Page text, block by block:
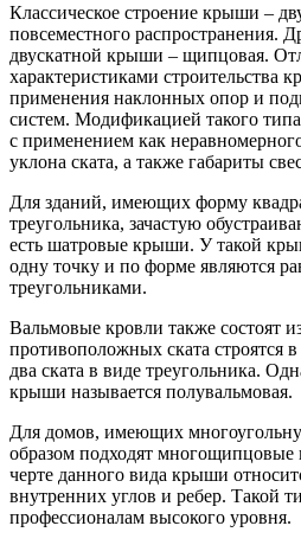
Классическое строение крыши –
повсеместного распространения.
двускатной крыши – щипцовая.
характеристиками строительства
применения наклонных опор и
систем. Модификацией такого
с применением как
уклона ската, а также габариты
Для зданий, имеющих форму
треугольника, зачастую
есть шатровые крыши. У такой
одну точку и по форме являются
треугольниками.
Вальмовые кровли также состоят
противоположных ската строятся
два ската в виде треугольника.
крыши называется полувальмовая.
Для домов, имеющих
образом подходят
черте данного вида крыши
внутренних углов и ребер. Такой
профессионалам высокого уровня.